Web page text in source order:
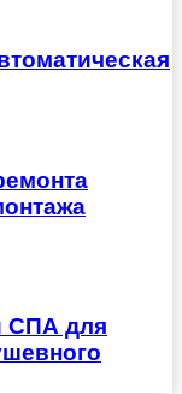
СПА для